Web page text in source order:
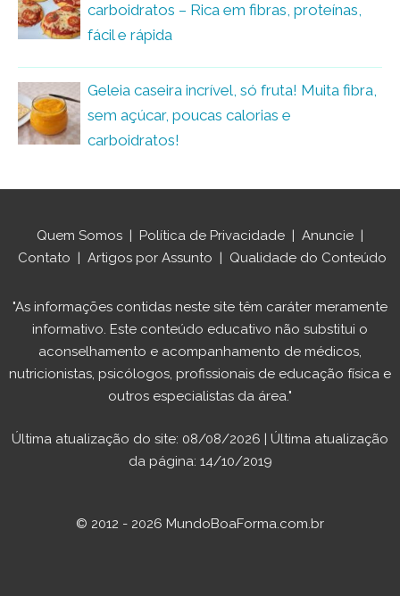
carboidratos – Rica em fibras, proteínas,
fácil e rápida
Geleia caseira incrível, só fruta! Muita fibra,
sem açúcar, poucas calorias e
carboidratos!
Quem Somos Política de Privacidade Anuncie
Contato
Artigos por Assunto Qualidade do Conteúdo
"As informações contidas neste site têm caráter meramente
informativo. Este conteúdo educativo não substitui o
aconselhamento e acompanhamento de médicos,
nutricionistas, psicólogos, profissionais de educação física e
outros especialistas da área."
Última atualização do site: 08/08/2026 | Última atualização
da página: 14/10/2019
© 2012 - 2026 MundoBoaForma.com.br